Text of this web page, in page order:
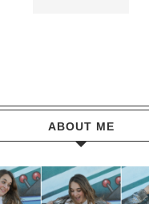
ABOUT ME